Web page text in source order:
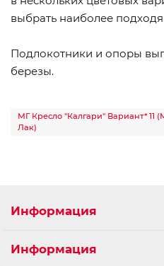
выбрать наиболее
Подлокотники и опоры
березы.
МГ Кресло "Калгари" Вариант*
Лак)
Информация
Информация